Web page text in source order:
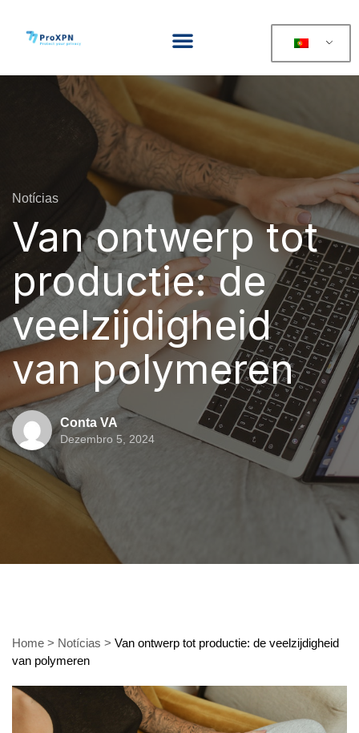
Notícias
Van ontwerp tot
productie: de
veelzijdigheid
van polymeren
Conta VA
Dezembro 5, 2024
Home > Notícias > Van ontwerp tot productie: de veelzijdigheid
van polymeren